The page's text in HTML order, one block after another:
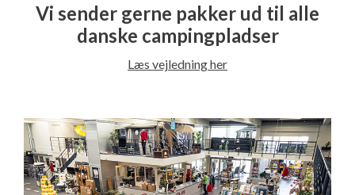
Vi sender gerne pakker ud til alle
danske campingpladser
Læs vejledning her